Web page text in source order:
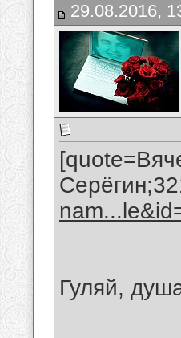
29.08.2016,
Гуляй,